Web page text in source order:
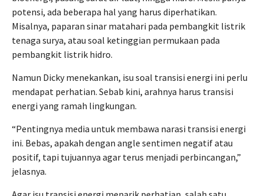
potensi, ada beberapa hal yang harus diperhatikan.
Misalnya, paparan sinar matahari pada pembangkit listrik
tenaga surya, atau soal ketinggian permukaan pada
pembangkit listrik hidro.
Namun Dicky menekankan, isu soal transisi energi ini perlu
mendapat perhatian. Sebab kini, arahnya harus transisi
energi yang ramah lingkungan.
“Pentingnya media untuk membawa narasi transisi energi
ini. Bebas, apakah dengan angle sentimen negatif atau
positif, tapi tujuannya agar terus menjadi perbincangan,”
jelasnya.